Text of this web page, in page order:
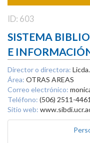
ID: 603
SISTEMA
E
Director o directora:
Área: OTRAS AREAS
Correo electrónico:
Teléfono: (506) 2511-
Sitio web: